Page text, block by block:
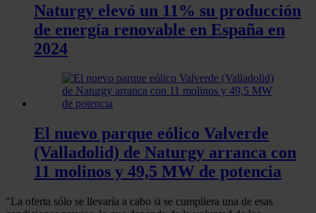
Naturgy elevó un 11% su producción
de energía renovable en España en
2024
El nuevo parque eólico Valverde
(Valladolid) de Naturgy arranca con
11 molinos y 49,5 MW de potencia
"La oferta sólo se llevaría a cabo si se cumpliera una de esas